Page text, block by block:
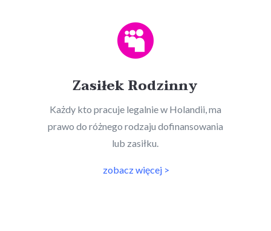

Zasiłek Rodzinny
Każdy kto pracuje legalnie w Holandii, ma
prawo do różnego rodzaju dofinansowania
lub zasiłku.
zobacz więcej >